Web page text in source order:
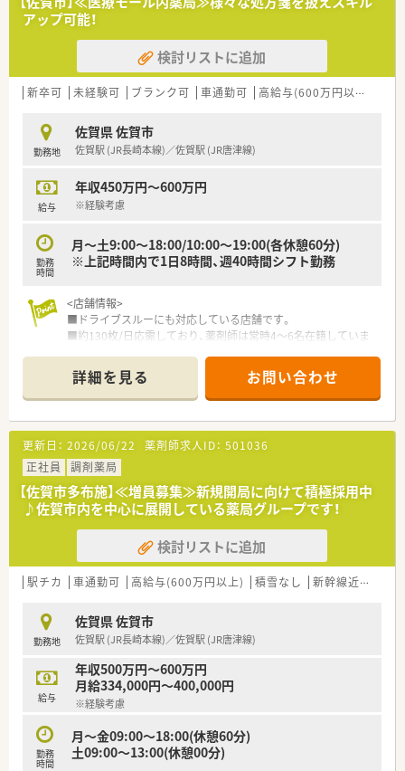
各店舗基本的に残業は少ないため、調剤併設店でも18時半～
19時までには帰宅できる店舗がほとんどです。
※繁忙期等は科目によって残業が発生してしまう可能性はござ
＜こんな方にもオススメ＞
■調剤の経験を積みつつ、OTCも学べる環境に身を置きたい方
等々…
少しでも気になった方はお問い合わせくださいませ
めています。
【法人特徴について】
■177床のケアミックス病院として、地域医療に長年貢献してい
る医療法人です。
■回復期リハビリテーション病棟を有しており、多角的な医療を
■土日祝日を含め365日外来診療を行うことで、地域のニーズに
応えています。
■定年60歳、再雇用制度65歳、勤務延長:上限70歳です
【求人情報について】
■17時半終業の病院求人であり、プライベートの時間も確保し
■住宅手当や24時間対応の託児所など、福利厚生が非常に充実
しています。
■月9日休みで年間休日108日と、しっかり休んでリフレッシュ
■残業はほとんどなく、ワークライフバランスを重視した働き方
が実現できます。
■患者さんへの服薬指導を通じて、
れる環境です。
■育児休暇の取得実績が豊富で、子育て中のスタッフに理解のあ
る職場です。
修を実施しています。
アップ可能！
検討リストに追加
新卒可 未経験可 ブランク可 車通勤可 高給与(600万円以上)
勤務地
佐賀県 佐賀市
佐賀駅 (JR長崎本線)／佐賀駅 (JR唐津線)
給与
年収450万円～600万円
※経験考慮
勤務
時間
月～土9:00～18:00/10:00～19:00(各休憩60分)
※上記時間内で1日8時間、週40時間シフト勤務
<店舗情報>
■ドライブスルーにも対応している店舗です。
■約130枚/日応需しており、薬剤師は常時4～6名在籍していま
■土曜日まで終日開局しているため日+1日の完全週休2日制で
す。
■周辺にはコンビニや飲食店なども充実しております。
＜こんな方にオススメ＞
■幅広い処方科目に触れ、スキルアップを目指す方
■安定企業で定年まで働きたいと希望する方
■専門薬剤師など、薬剤師として成長していきたい方
＜こんな会社です＞
■佐賀県を中心に、福岡県、熊本県、長崎県、関東エリアに80店舗
以上展開している創業100年を超える老舗企業です。
■今後の業界の方向性を見据えた先進性のある企業です。
■薬局だけでなく、福祉事業や保育園などの事業も行っておりま
■社員は約600名、うち薬剤師は約200名、平均年齢37～38歳で7
割が女性です。女性の役職者が30%在籍しています。（2021年度
実績）
■正社員の平均残業時間は月10時間程度で1日20～30分程度で
す。（2021年度実績）
＜長く働ける環境作り＞
■結婚・出産・育児において様々な休暇・祝金制度を設けておりま
す。
■全社員リフレッシュ休暇で年1回、連続5日間の休暇取得が可
詳細を見る お問い合わせ
更新日： 2026/06/22 薬剤師求人ID： 501036
正社員
調剤薬局
【佐賀市多布施】≪増員募集≫新規開局に向けて積極採用中
♪佐賀市内を中心に展開している薬局グループです！
検討リストに追加
駅チカ 車通勤可 高給与(600万円以上) 積雪なし 新幹線近く
勤務地
佐賀県 佐賀市
佐賀駅 (JR長崎本線)／佐賀駅 (JR唐津線)
給与
年収500万円～600万円
月給334,000円～400,000円
※経験考慮
勤務
時間
月～金09:00～18:00(休憩60分)
土09:00～13:00(休憩00分)